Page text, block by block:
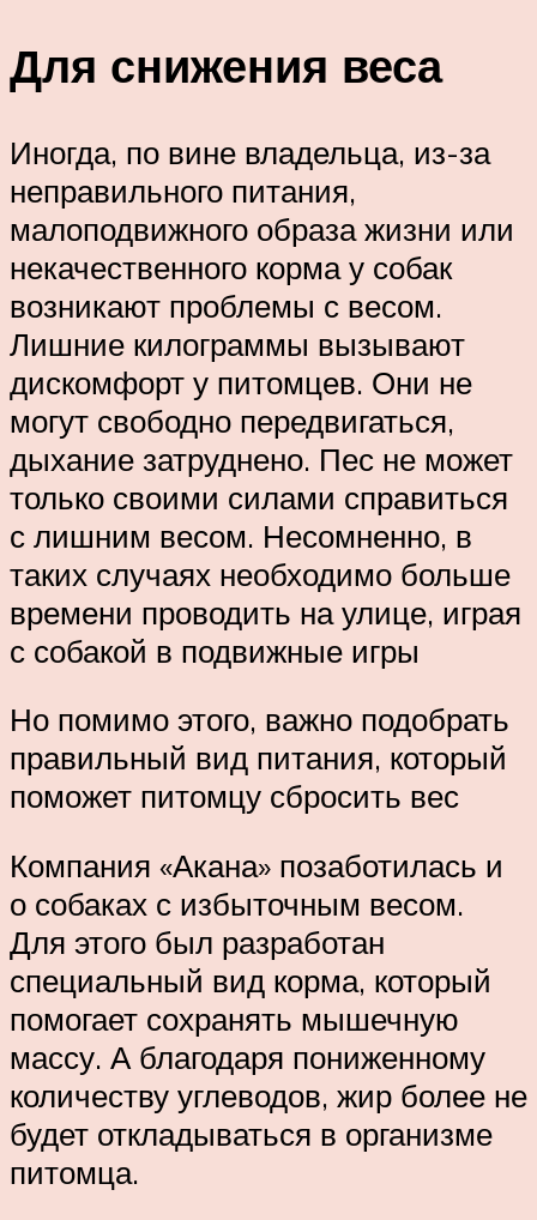
Для снижения веса
Иногда, по вине владельца, из-за
неправильного питания,
малоподвижного образа жизни или
некачественного корма у собак
возникают проблемы с весом.
Лишние килограммы вызывают
дискомфорт у питомцев. Они не
могут свободно передвигаться,
дыхание затруднено. Пес не может
только своими силами справиться
с лишним весом. Несомненно, в
таких случаях необходимо больше
времени проводить на улице, играя
с собакой в подвижные игры
Но помимо этого, важно подобрать
правильный вид питания, который
поможет питомцу сбросить вес
Компания «Акана» позаботилась и
о собаках с избыточным весом.
Для этого был разработан
специальный вид корма, который
помогает сохранять мышечную
массу. А благодаря пониженному
количеству углеводов, жир более не
будет откладываться в организме
питомца.